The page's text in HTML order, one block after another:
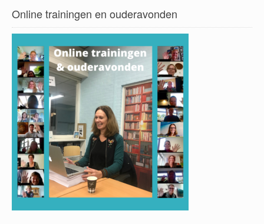
Online trainingen en ouderavonden